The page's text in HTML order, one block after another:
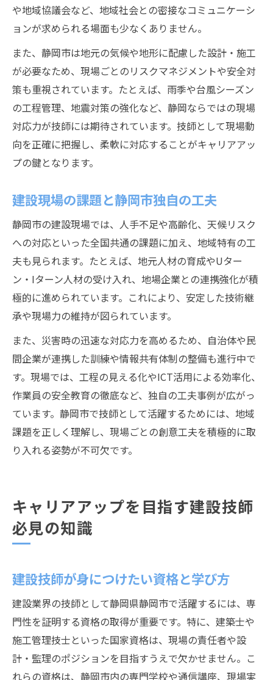
や地域協議会など、地域社会との密接なコミュニケーシ
ョンが求められる場面も少なくありません。
また、静岡市は地元の気候や地形に配慮した設計・施工
が必要なため、現場ごとのリスクマネジメントや安全対
策も重視されています。たとえば、雨季や台風シーズン
の工程管理、地震対策の強化など、静岡ならではの現場
対応力が技師には期待されています。技師として現場動
向を正確に把握し、柔軟に対応することがキャリアアッ
プの鍵となります。
建設現場の課題と静岡市独自の工夫
静岡市の建設現場では、人手不足や高齢化、天候リスク
への対応といった全国共通の課題に加え、地域特有の工
夫も見られます。たとえば、地元人材の育成やUター
ン・Iターン人材の受け入れ、地場企業との連携強化が積
極的に進められています。これにより、安定した技術継
承や現場力の維持が図られています。
また、災害時の迅速な対応力を高めるため、自治体や民
間企業が連携した訓練や情報共有体制の整備も進行中で
す。現場では、工程の見える化やICT活用による効率化、
作業員の安全教育の徹底など、独自の工夫事例が広がっ
ています。静岡市で技師として活躍するためには、地域
課題を正しく理解し、現場ごとの創意工夫を積極的に取
り入れる姿勢が不可欠です。
キャリアアップを目指す建設技師
必見の知識
建設技師が身につけたい資格と学び方
建設業界の技師として静岡県静岡市で活躍するには、専
門性を証明する資格の取得が重要です。特に、建築士や
施工管理技士といった国家資格は、現場の責任者や設
計・監理のポジションを目指すうえで欠かせません。こ
れらの資格は、静岡市内の専門学校や通信講座、現場実